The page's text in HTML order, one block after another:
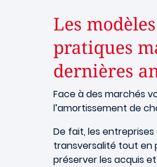
Les
pratiques
dernières
Face à des marchés
l’amortissement de
De fait, les
transversalité tout en
préserver les acquis